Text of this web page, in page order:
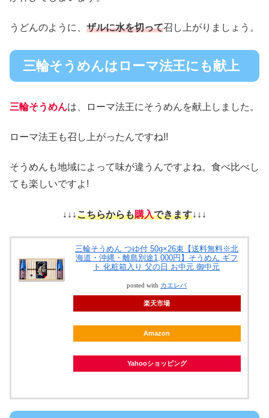
うどんのように、 ザルに水を切って召し上がりましょう。
三輪そうめんはローマ法王にも献上
三輪そうめんは、ローマ法王にそうめんを献上しました。
ローマ法王も召し上がったんですね!!
そうめんも地域によって味が違うんですよね。食べ比べし
ても楽しいですよ!
↓↓↓こちらからも購入できます↓↓↓
三輪そうめん つゆ付 50g×26束【送料無料※北
海道・沖縄・離島別途1,000円】そうめん ギフ
ト 化粧箱入り 父の日 お中元 御中元
posted with カエレバ
楽天市場
Amazon
Yahooショッピング